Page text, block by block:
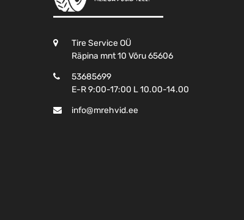
Tire Service OÜ
Räpina mnt 10 Võru 65606
53685699
E-R 9:00-17:00 L 10.00-14.00
info@mrehvid.ee